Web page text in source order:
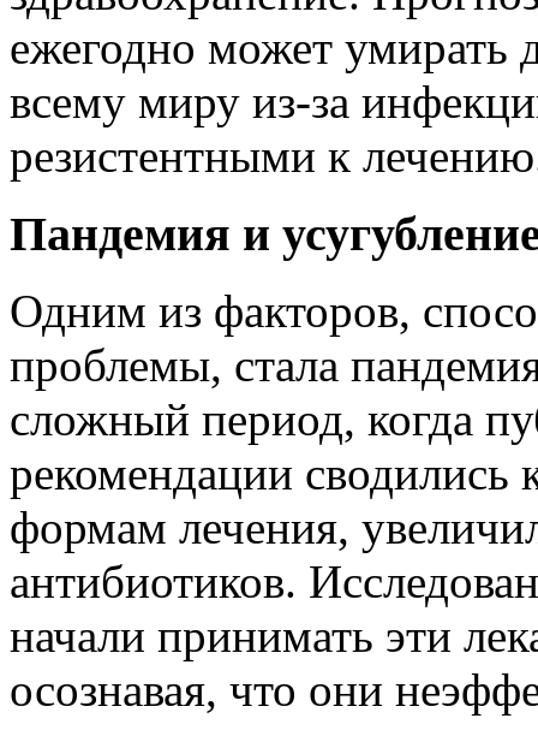
ежегодно может умирать
всему миру из-за
резистентными к
Пандемия и
Одним из факторов,
проблемы, стала
сложный период, когда
рекомендации
формам лечения,
антибиотиков.
начали принимать эти
осознавая, что они